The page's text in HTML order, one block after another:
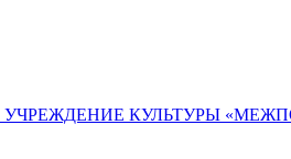
КУЛЬТУРЫ